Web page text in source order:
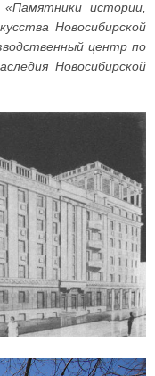
истории,
Новосибирской
центр по
Новосибирской